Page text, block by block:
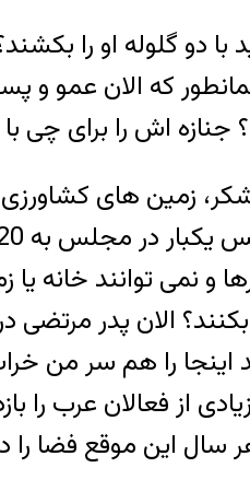
گلوله او را بکشند؟
که الان عمو و
جنازه اش را برای چی
زمین های کشاورزی
توانند خانه یا
الان پدر
را هم سر من
فعالان عرب را